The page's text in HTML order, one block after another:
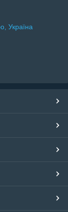
Україна